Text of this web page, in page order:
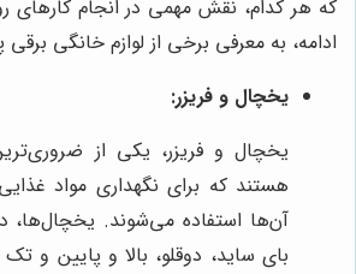
که هر کدام، نقش مهمی در انجام کارهای
ادامه، به معرفی برخی از لوازم خانگی برقی
یخچال و فریزر:
یخچال و فریزر، یکی از
هستند که برای نگهداری مواد
آن‌ها استفاده می‌شوند. یخچال‌ها،
بای ساید، دوقلو، بالا و پایین و